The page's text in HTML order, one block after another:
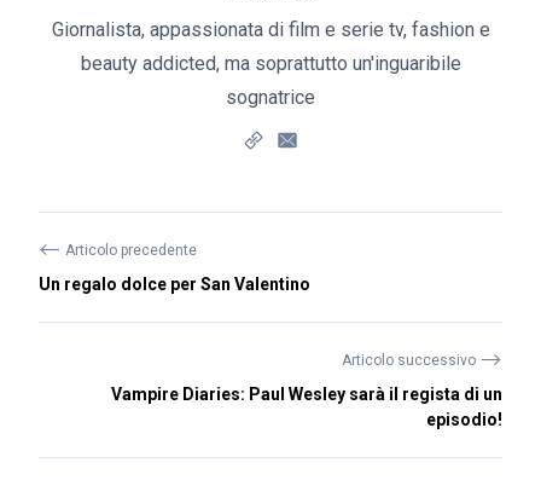
Giornalista, appassionata di film e serie tv, fashion e
beauty addicted, ma soprattutto un'inguaribile
sognatrice
⟵ Articolo precedente
Un regalo dolce per San Valentino
Articolo successivo ⟶
Vampire Diaries: Paul Wesley sarà il regista di un
episodio!